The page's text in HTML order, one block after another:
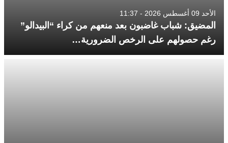
الأحد 09 أغسطس 2026 - 11:37
المضيق: شباب غاضبون بعد منعهم من كراء “البيدالو”
رغم حصولهم على الرخص الضرورية…